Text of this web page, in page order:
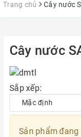
Trang chủ Cây nước
Cây nước
Sắp xếp:
Sản phẩm